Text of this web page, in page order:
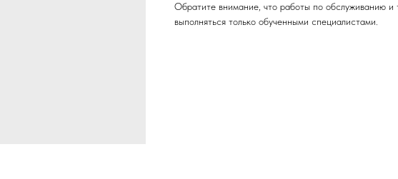
Обратите внимание, что работы по обслуживанию и
выполняться только обученными специалистами.